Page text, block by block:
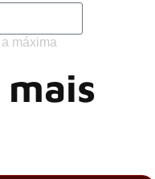
máxima
mais